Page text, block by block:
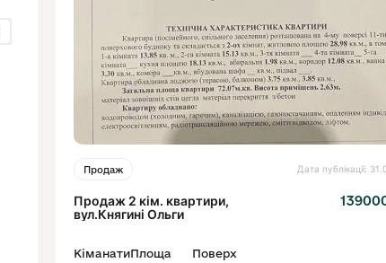
Продаж Дата публікації:
Продаж 2 кім. квартири,
вул.Княгині Ольги
КіманатиПлоща Поверх